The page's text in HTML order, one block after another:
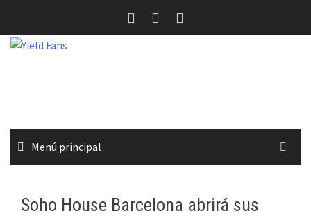
contenido
Menú principal
Soho House Barcelona abrirá sus